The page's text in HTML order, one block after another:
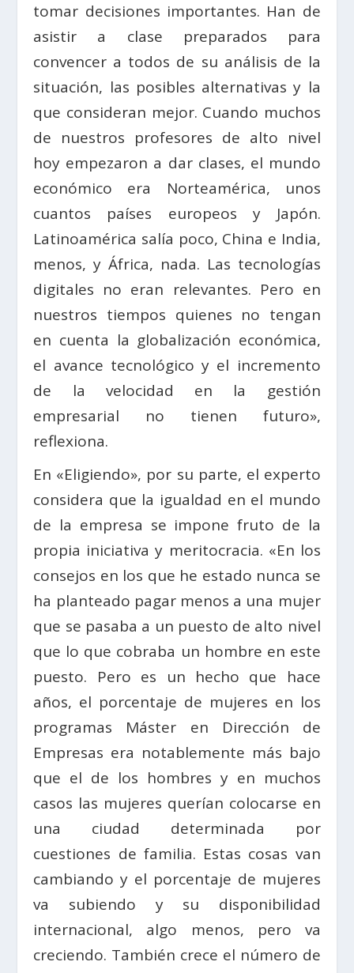
tomar decisiones importantes. Han de
asistir a clase preparados para
convencer a todos de su análisis de la
situación, las posibles alternativas y la
que consideran mejor. Cuando muchos
de nuestros profesores de alto nivel
hoy empezaron a dar clases, el mundo
económico era Norteamérica, unos
cuantos países europeos y Japón.
Latinoamérica salía poco, China e India,
menos, y África, nada. Las tecnologías
digitales no eran relevantes. Pero en
nuestros tiempos quienes no tengan
en cuenta la globalización económica,
el avance tecnológico y el incremento
de la velocidad en la gestión
empresarial no tienen futuro»,
reflexiona.
En «Eligiendo», por su parte, el experto
considera que la igualdad en el mundo
de la empresa se impone fruto de la
propia iniciativa y meritocracia. «En los
consejos en los que he estado nunca se
ha planteado pagar menos a una mujer
que se pasaba a un puesto de alto nivel
que lo que cobraba un hombre en este
puesto. Pero es un hecho que hace
años, el porcentaje de mujeres en los
programas Máster en Dirección de
Empresas era notablemente más bajo
que el de los hombres y en muchos
casos las mujeres querían colocarse en
una ciudad determinada por
cuestiones de familia. Estas cosas van
cambiando y el porcentaje de mujeres
va subiendo y su disponibilidad
internacional, algo menos, pero va
creciendo. También crece el número de